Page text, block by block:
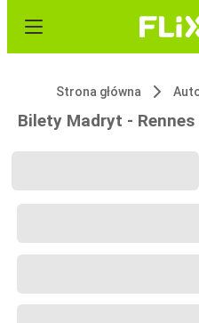
Strona główna
Bilety Madryt - Rennes